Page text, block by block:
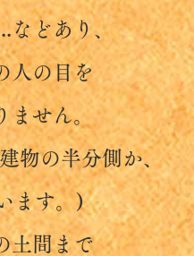
どあり、
の目を
せん。
の半分側か、
す。)
間まで